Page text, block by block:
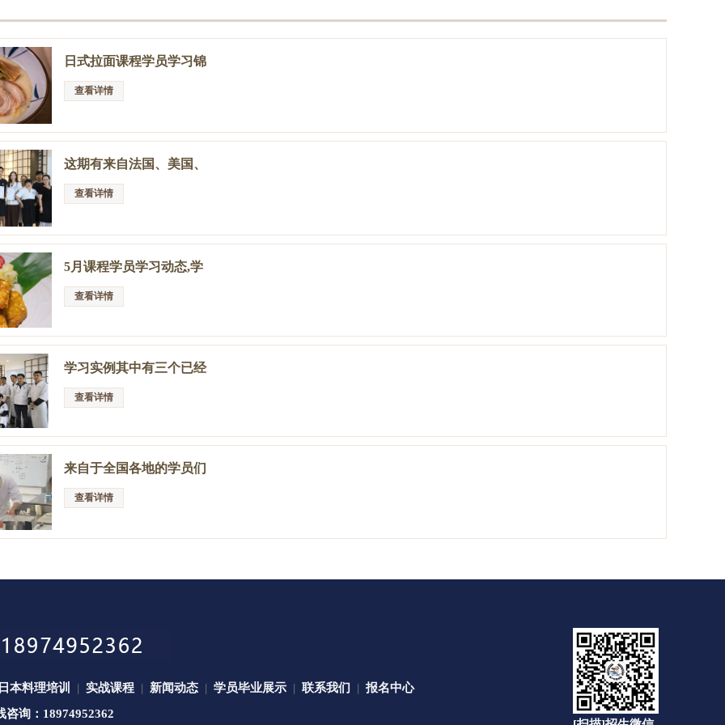
日式拉面课程学员学习锦
查看详情
这期有来自法国、美国、
查看详情
5月课程学员学习动态,学
查看详情
学习实例其中有三个已经
查看详情
来自于全国各地的学员们
查看详情
本料理培训 | 实战课程 | 新闻动态 | 学员毕业展示 | 联系我们 | 报名中心
询：18974952362